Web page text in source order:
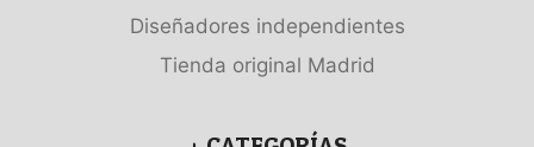
Diseñadores independientes
Tienda original Madrid